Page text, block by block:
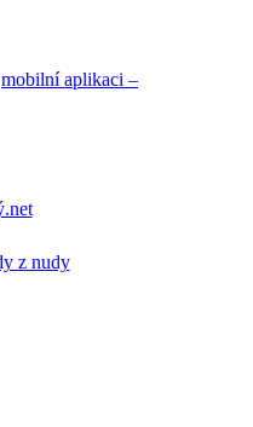
mobilní aplikaci –